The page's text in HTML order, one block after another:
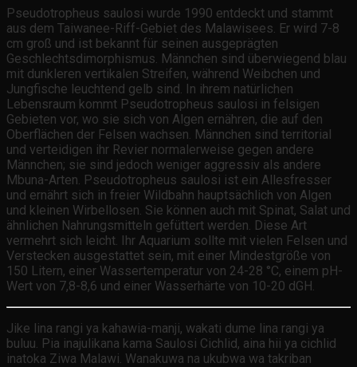
Pseudotropheus saulosi wurde 1990 entdeckt und stammt
aus dem Taiwanee-Riff-Gebiet des Malawisees. Er wird 7-8
cm groß und ist bekannt für seinen ausgeprägten
Geschlechtsdimorphismus. Männchen sind überwiegend blau
mit dunkleren vertikalen Streifen, während Weibchen und
Jungfische leuchtend gelb sind. In ihrem natürlichen
Lebensraum kommt Pseudotropheus saulosi in felsigen
Gebieten vor, wo sie sich von Algen ernähren, die auf den
Oberflächen der Felsen wachsen. Männchen sind territorial
und verteidigen ihr Revier normalerweise gegen andere
Männchen; sie sind jedoch weniger aggressiv als andere
Mbuna-Arten. Pseudotropheus saulosi ist ein Allesfresser
und ernährt sich in freier Wildbahn hauptsächlich von Algen
und kleinen Wirbellosen. Sie können auch mit Spinat, Salat und
ähnlichen Nahrungsmitteln gefüttert werden. Diese Art
vermehrt sich leicht. Ihr Aquarium sollte mit vielen Felsen und
Verstecken ausgestattet sein, mit einer Mindestgröße von
150 Litern, einer Wassertemperatur von 24-28 °C, einem pH-
Wert von 7,8-8,6 und einer Wasserhärte von 10-20 dGH.
Jike lina rangi ya kahawia-manji, wakati dume lina rangi ya
buluu. Pia inajulikana kama Saulosi Cichlid, aina hii ya cichlid
inatoka Ziwa Malawi. Wanakuwa na ukubwa wa takriban